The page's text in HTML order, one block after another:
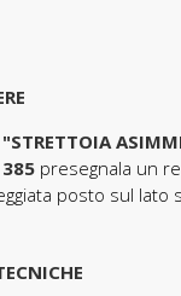
"STRETTOIA
presegnala un
posto sul lato